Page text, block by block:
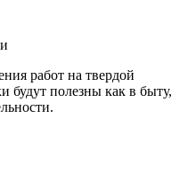
работ на твердой
будут полезны как в быту,